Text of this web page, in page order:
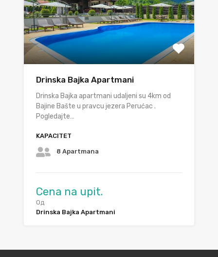
Drinska Bajka Apartmani
Drinska Bajka apartmani udaljeni su 4km od
Bajine Bašte u pravcu jezera Perućac .
Pogledajte…
KAPACITET
8 Apartmana
Cena na upit.
Од
Drinska Bajka Apartmani